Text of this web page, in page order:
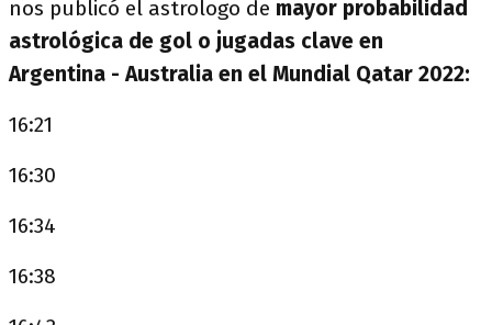
nos publicó el astrologo de mayor probabilidad
astrológica de gol o jugadas clave en
Argentina - Australia en el Mundial Qatar 2022:
16:21
16:30
16:34
16:38